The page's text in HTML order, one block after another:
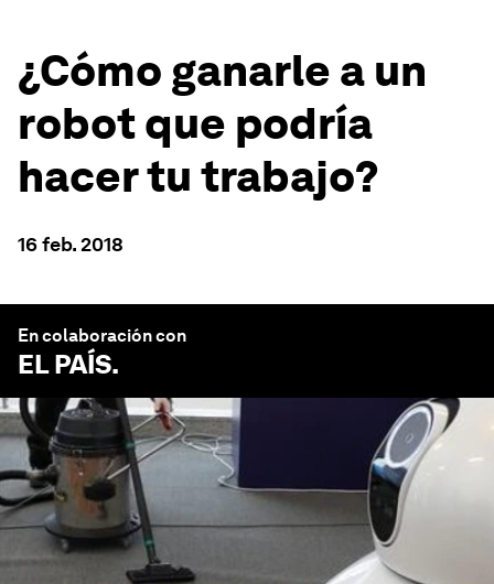
¿Cómo ganarle a un
robot que podría
hacer tu trabajo?
16 feb. 2018
En colaboración con
EL PAÍS.